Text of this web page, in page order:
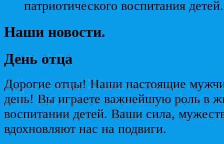
патриотического воспитания детей.
Наши новости.
День отца
Дорогие отцы! Наши настоящие
день! Вы играете важнейшую роль в
воспитании детей. Ваши сила,
вдохновляют нас на подвиги.